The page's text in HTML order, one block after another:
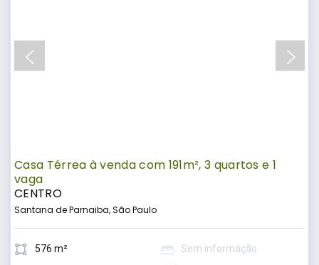
Casa Térrea à venda com 191m², 3 quartos e 1
vaga
CENTRO
Santana de Parnaiba, São Paulo
576 m²
Sem informação